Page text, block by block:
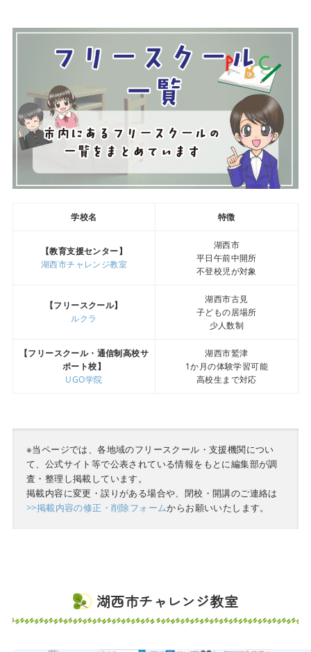
学校名 特徴
【教育支援センター】
湖西市チャレンジ教室
湖西市
平日午前中開所
不登校児が対象
【フリースクール】
ルクラ
湖西市古見
子どもの居場所
少人数制
【フリースクール・通信制高校サ
ポート校】
UGO学院
湖西市鷲津
1か月の体験学習可能
高校生まで対応
※当ページでは、各地域のフリースクール・支援機関につい
て、公式サイト等で公表されている情報をもとに編集部が調
査・整理し掲載しています。
掲載内容に変更・誤りがある場合や、閉校・開講のご連絡は
>>掲載内容の修正・削除フォームからお願いいたします。
湖西市チャレンジ教室